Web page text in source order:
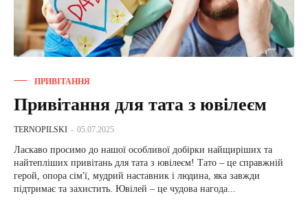
ПРИВІТАННЯ
Привітання для тата з ювілеєм
TERNOPILSKI - 05.07.2025
Ласкаво просимо до нашої особливої добірки найщиріших та
найтепліших привітань для тата з ювілеєм! Тато – це справжній
герой, опора сім'ї, мудрий наставник і людина, яка завжди
підтримає та захистить. Ювілей – це чудова нагода...